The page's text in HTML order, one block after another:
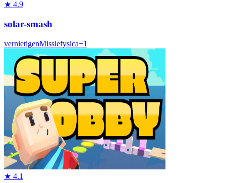
★ 4.9
solar-smash
vernietigenMissiefysica+1
★ 4.1